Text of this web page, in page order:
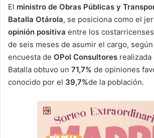
El ministro de Obras Públicas y
Batalla Otárola, se posiciona como el
opinión positiva entre los
de seis meses de asumir el cargo,
encuesta de OPol Consultores
Batalla obtuvo un 71,7% de opiniones
conocido por el 39,7%de la población.